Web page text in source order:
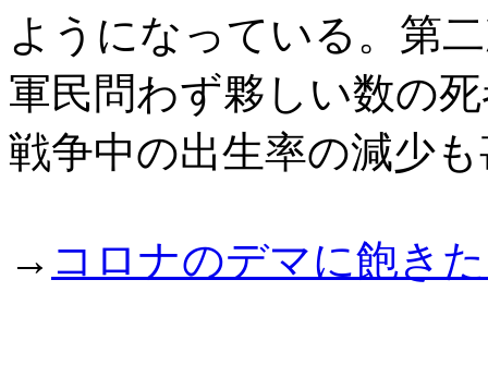
ようになっている。第
軍民問わず夥しい数の
戦争中の出生率の減少
→ コロナのデマに飽き